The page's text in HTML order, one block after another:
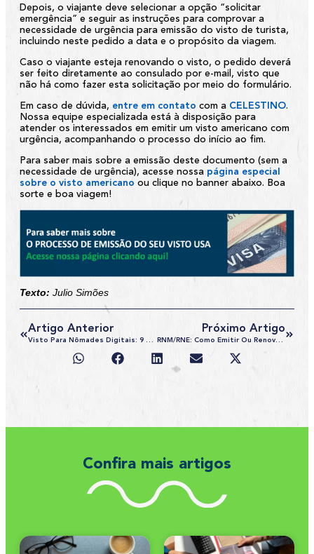
Depois, o viajante deve selecionar a opção “solicitar
emergência” e seguir as instruções para comprovar a
necessidade de urgência para emissão do visto de turista,
incluindo neste pedido a data e o propósito da viagem.
Caso o viajante esteja renovando o visto, o pedido deverá
ser feito diretamente ao consulado por e-mail, visto que
não há como fazer esta solicitação por meio do formulário.
Em caso de dúvida, entre em contato com a CELESTINO.
Nossa equipe especializada está à disposição para
atender os interessados em emitir um visto americano com
urgência, acompanhando o processo do início ao fim.
Para saber mais sobre a emissão deste documento (sem a
necessidade de urgência), acesse nossa página especial
sobre o visto americano ou clique no banner abaixo. Boa
sorte e boa viagem!
Texto: Julio Simões
Artigo Anterior Próximo Artigo
RNM/RNE: Como Emitir Ou Renovar O “RG Do Estrangeiro”?
Confira mais artigos